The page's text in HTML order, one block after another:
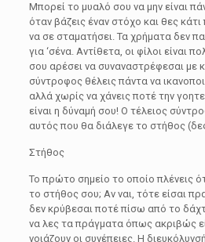
Μπορεί το μυαλό σου να μην είναι
όταν βάζεις έναν στόχο και θες
να σε σταματήσει. Τα χρήματα δεν
για ‘σένα. Αντίθετα, οι φίλοι είναι
σου αρέσει να συναναστρέφεσαι με
σύντροφος θέλεις πάντα να
αλλά χωρίς να χάνεις ποτέ την
είναι η δύναμή σου! Ο τέλειος
αυτός που θα διάλεγε το στήθος
Στήθος
Το πρώτο σημείο το οποίο πλένεις
το στήθος σου; Αν ναι, τότε είσαι
δεν κρύβεσαι ποτέ πίσω από το
να λες τα πράγματα όπως ακριβώς
νοιάζουν οι συνέπειες. Η